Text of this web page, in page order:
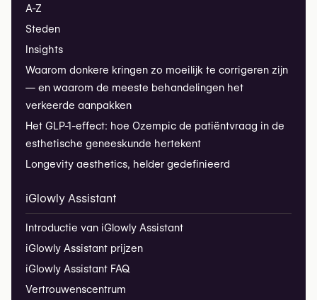
A-Z
Steden
Insights
Waarom donkere kringen zo moeilijk te corrigeren zijn
— en waarom de meeste behandelingen het
verkeerde aanpakken
Het GLP-1-effect: hoe Ozempic de patiëntvraag in de
esthetische geneeskunde hertekent
Longevity aesthetics, helder gedefinieerd
iGlowly Assistant
Introductie van iGlowly Assistant
iGlowly Assistant prijzen
iGlowly Assistant FAQ
Vertrouwenscentrum